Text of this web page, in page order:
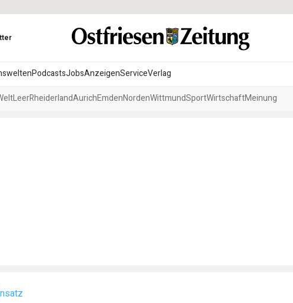
PodcastsJobsAnzeigenServiceVerlag
LeerRheiderlandAurichEmdenNordenWittmundSportWirtschaftMeinung